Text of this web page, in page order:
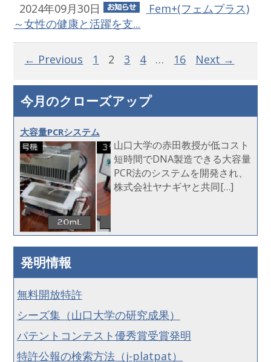
2024年09月30日
Fem+(フェムプラス)
～女性の健康と活躍を支...
← Previous 1 2 3 4 … 16 Next →
今月のクローズアップ
大容量PCRシステム
山口大学の赤田教授が低コスト
短時間でDNA製造できる大容量
PCR法のシステムを開発され、
株式会社ヤナギヤと共同[…]
発明情報
無料開放特許
シーズ集（山口大学の研究成果）
パテントコンテスト優秀賞受賞発明
特許公報の検索方法（j-platpat）